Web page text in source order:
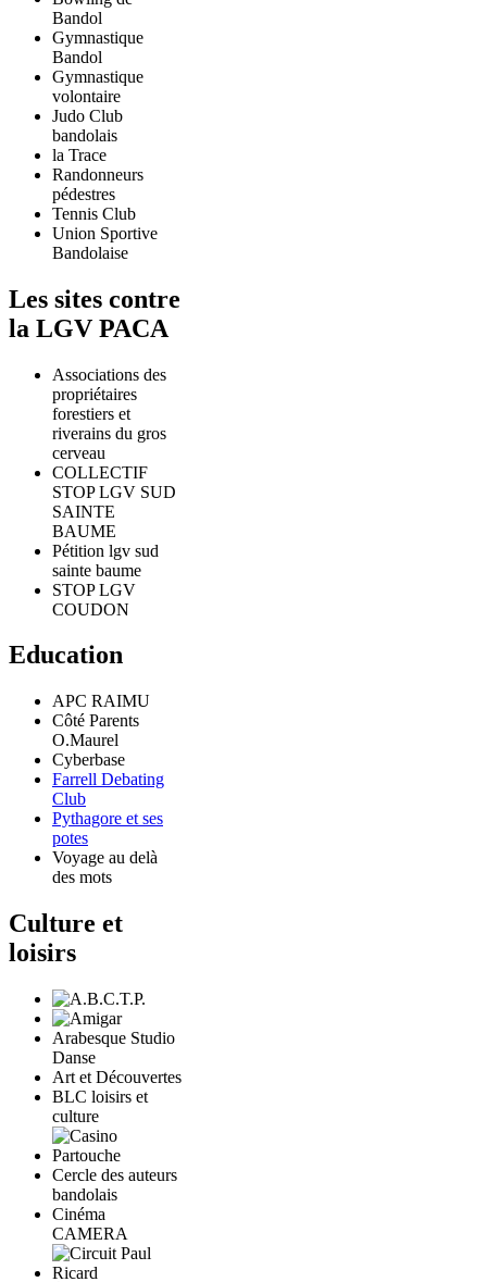
Bandol
Gymnastique
Bandol
Gymnastique
volontaire
Judo Club
bandolais
la Trace
Randonneurs
pédestres
Tennis Club
Union Sportive
Bandolaise
Les sites contre
la LGV PACA
Associations des
propriétaires
forestiers et
riverains du gros
cerveau
COLLECTIF
STOP LGV SUD
SAINTE
BAUME
Pétition lgv sud
sainte baume
STOP LGV
COUDON
Education
APC RAIMU
Côté Parents
O.Maurel
Cyberbase
Farrell Debating
Club
Pythagore et ses
potes
Voyage au delà
des mots
Culture et
loisirs
Arabesque Studio
Danse
Art et Découvertes
BLC loisirs et
culture
Cercle des auteurs
bandolais
Cinéma
CAMERA